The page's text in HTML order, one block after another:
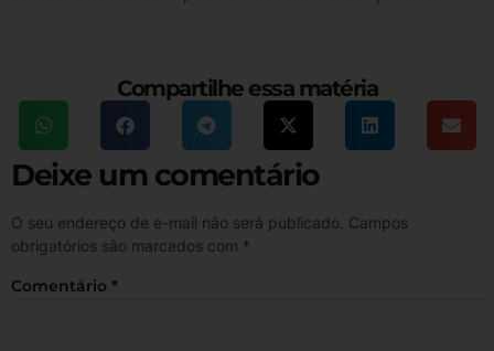
Compartilhe essa matéria
Deixe um comentário
O seu endereço de e-mail não será publicado. Campos
obrigatórios são marcados com *
Comentário *